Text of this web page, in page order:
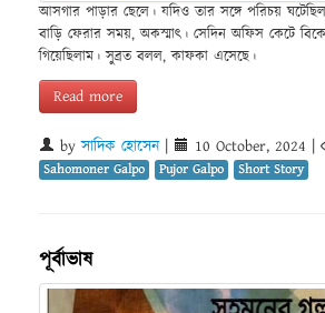
আসগার পাড়ার ছেলে। যদিও তার সঙ্গে পরিচয়
বাড়ি ফেরার সময়, অকস্মাৎ। সেদিন অফিস কেটে
গিয়েছিলাম। সুব্রত বলল, কাফকা এসেছে।
Read more
byসাদিক হোসেন| 10 October, 2024 |
Sahomoner Galpo Pujor Galpo Short Story
পূর্বাভাষ